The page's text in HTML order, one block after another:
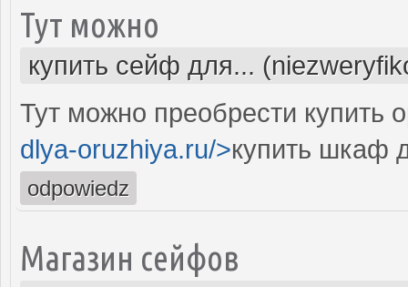
Тут можно
купить сейф для...
Тут можно преобрести
dlya-oruzhiya.ru/>купить шкаф
odpowiedz
Магазин сейфов